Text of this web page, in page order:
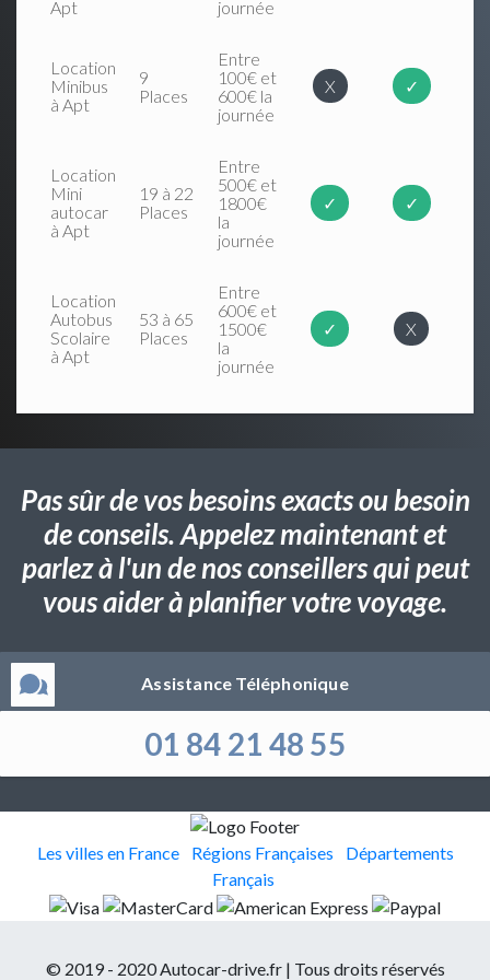
Apt
journée
Location
Minibus
à Apt
9
Places
Entre
100€ et
600€ la
journée
X ✓
Location
Mini
autocar
à Apt
19 à 22
Places
Entre
500€ et
1800€
la
journée
✓ ✓
Location
Autobus
Scolaire
à Apt
53 à 65
Places
Entre
600€ et
1500€
la
journée
✓ X
Pas sûr de vos besoins exacts ou besoin
de conseils. Appelez maintenant et
parlez à l'un de nos conseillers qui peut
vous aider à planifier votre voyage.
Assistance Téléphonique
01 84 21 48 55
Les villes en France Régions Françaises
Départements
Français
© 2019 - 2020 Autocar-drive.fr | Tous droits réservés